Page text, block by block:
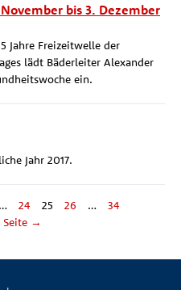
bis 3. Dezember
Jahre Freizeitwelle der
lädt Bäderleiter Alexander
ein.
Jahr 2017.
… 24 25 26 …
34
Seite →